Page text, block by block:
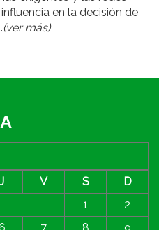
en la decisión de
(ver más)
J V S
D
1
2